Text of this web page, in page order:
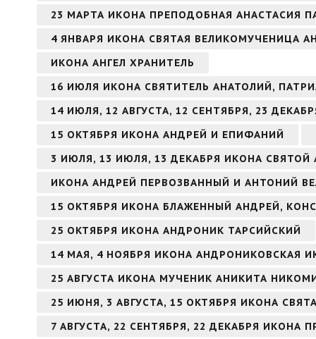
23 МАРТА ИКОНА ПРЕПОДОБНАЯ АНАСТАСИЯ
4 ЯНВАРЯ ИКОНА СВЯТАЯ ВЕЛИКОМУЧЕНИЦА
ИКОНА АНГЕЛ ХРАНИТЕЛЬ
16 ИЮЛЯ ИКОНА СВЯТИТЕЛЬ АНАТОЛИЙ,
14 ИЮЛЯ, 12 АВГУСТА, 12 СЕНТЯБРЯ, 23
15 ОКТЯБРЯ ИКОНА АНДРЕЙ И ЕПИФАНИЙ
3 ИЮЛЯ, 13 ИЮЛЯ, 13 ДЕКАБРЯ ИКОНА
ИКОНА АНДРЕЙ ПЕРВОЗВАННЫЙ И АНТОНИЙ
15 ОКТЯБРЯ ИКОНА БЛАЖЕННЫЙ АНДРЕЙ,
25 ОКТЯБРЯ ИКОНА АНДРОНИК ТАРСИЙСКИЙ
14 МАЯ, 4 НОЯБРЯ ИКОНА АНДРОНИКОВСКАЯ
25 АВГУСТА ИКОНА МУЧЕНИК АНИКИТА
25 ИЮНЯ, 3 АВГУСТА, 15 ОКТЯБРЯ ИКОНА
7 АВГУСТА, 22 СЕНТЯБРЯ, 22 ДЕКАБРЯ